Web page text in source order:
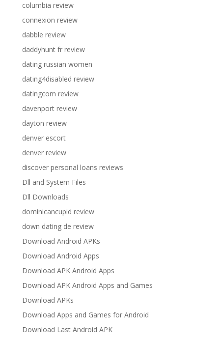
columbia review
connexion review
dabble review
daddyhunt fr review
dating russian women
dating4disabled review
datingcom review
davenport review
dayton review
denver escort
denver review
discover personal loans reviews
Dll and System Files
Dll Downloads
dominicancupid review
down dating de review
Download Android APKs
Download Android Apps
Download APK Android Apps
Download APK Android Apps and Games
Download APKs
Download Apps and Games for Android
Download Last Android APK